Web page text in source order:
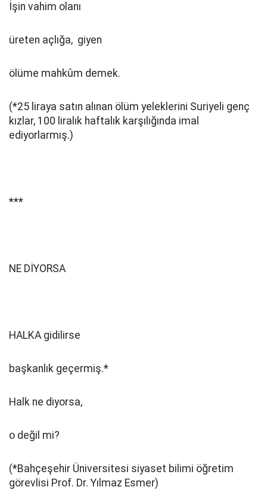
İşin vahim olanı
üreten açlığa, giyen
ölüme mahkûm demek.
(*25 liraya satın alınan ölüm yeleklerini Suriyeli genç
kızlar, 100 liralık haftalık karşılığında imal
ediyorlarmış.)
***
NE DİYORSA
HALKA gidilirse
başkanlık geçermiş.*
Halk ne diyorsa,
o değil mi?
(*Bahçeşehir Üniversitesi siyaset bilimi öğretim
görevlisi Prof. Dr. Yılmaz Esmer)